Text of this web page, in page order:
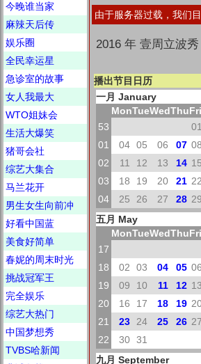
今晚谁当家
麻辣天后传
娱乐圈
全民幸运星
急诊室的故事
女人我最大
WTO姐妹会
生活大爆笑
猪哥会社
综艺大集合
马兰花开
男生女生向前冲
好看中国蓝
美食好简单
春妮的周末时光
挑战冠军王
完全娱乐
综艺大热门
中国梦想秀
TVBS哈新闻
由于服务器过载，我们
2016 年 壹周立波秀
播出节目日历
一月 January
MonTueWedThuFri
53
01
01
04 05 06 07 08
02
11 12 13 14 15
03
18 19 20 21 22
04
25 26 27 28 29
五月 May
MonTueWedThuFri
17
18
02 03 04 05 06
19
09 10 11 12 13
20
16 17 18 19
21
23 24 25 26 27
22
30 31
九月 September